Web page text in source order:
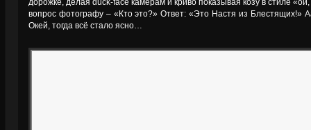
дорожке, делая duck-face камерам и криво показывая козу в стиле
вопрос фотографу – «Кто это?» Ответ: «Это Настя из Блестящих!»
Окей, тогда всё стало ясно…